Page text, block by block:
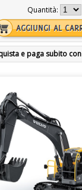
Quantità:
e paga subito con